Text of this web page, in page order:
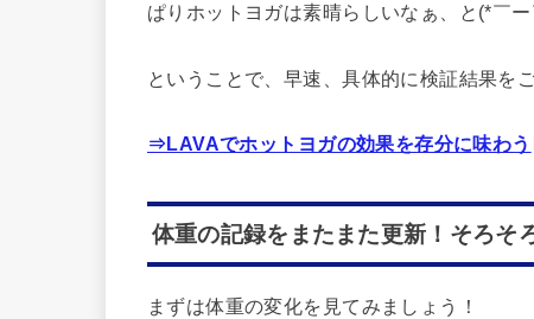
ぱりホットヨガは素晴らしいなぁ、と(*￣
ということで、早速、具体的に検証結果を
⇒LAVAでホットヨガの効果を存分に味わう
体重の記録をまたまた更新！そろそ
まずは体重の変化を見てみましょう！